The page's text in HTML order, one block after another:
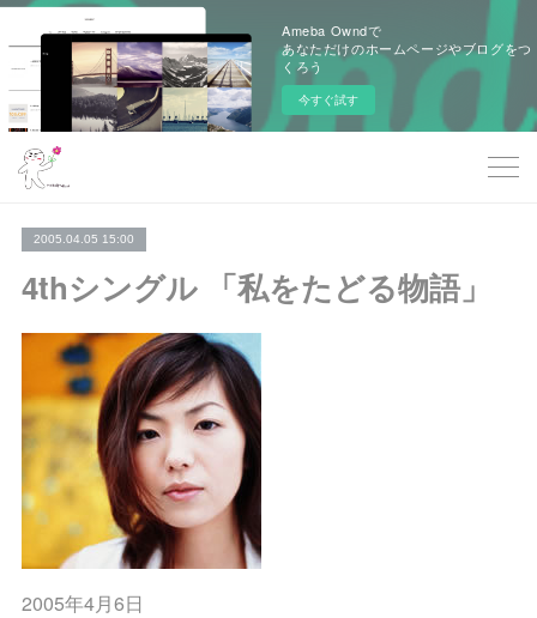
Ameba Owndで
あなただけのホームページやブログをつ
くろう
今すぐ試す
2005.04.05 15:00
4thシングル 「私をたどる物語」
2005年4月6日